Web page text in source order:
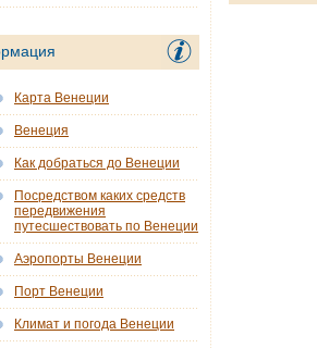
Карта Венеции
Венеция
Как добраться до Венеции
Посредством каких средств
передвижения
путесшествовать по Венеции
Аэропорты Венеции
Порт Венеции
Климат и погода Венеции